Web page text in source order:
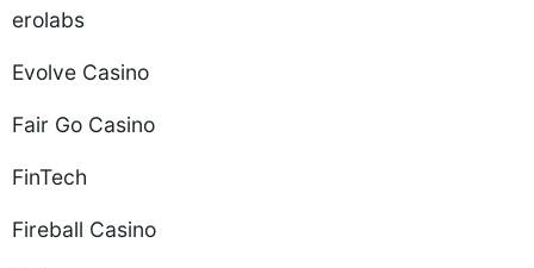
erolabs
Evolve Casino
Fair Go Casino
FinTech
Fireball Casino